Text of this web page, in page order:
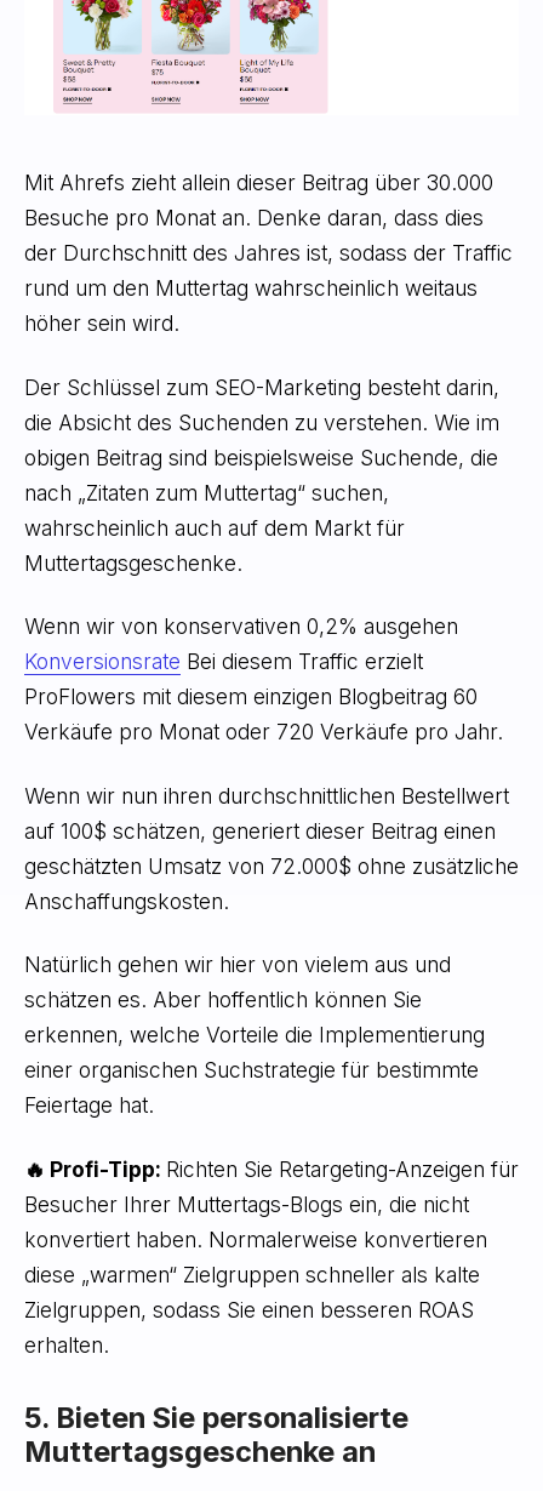
Mit Ahrefs zieht allein dieser Beitrag über 30.000
Besuche pro Monat an. Denke daran, dass dies
der Durchschnitt des Jahres ist, sodass der Traffic
rund um den Muttertag wahrscheinlich weitaus
höher sein wird.
Der Schlüssel zum SEO-Marketing besteht darin,
die Absicht des Suchenden zu verstehen. Wie im
obigen Beitrag sind beispielsweise Suchende, die
nach „Zitaten zum Muttertag“ suchen,
wahrscheinlich auch auf dem Markt für
Muttertagsgeschenke.
Wenn wir von konservativen 0,2% ausgehen
Konversionsrate Bei diesem Traffic erzielt
ProFlowers mit diesem einzigen Blogbeitrag 60
Verkäufe pro Monat oder 720 Verkäufe pro Jahr.
Wenn wir nun ihren durchschnittlichen Bestellwert
auf 100$ schätzen, generiert dieser Beitrag einen
geschätzten Umsatz von 72.000$ ohne zusätzliche
Anschaffungskosten.
Natürlich gehen wir hier von vielem aus und
schätzen es. Aber hoffentlich können Sie
erkennen, welche Vorteile die Implementierung
einer organischen Suchstrategie für bestimmte
Feiertage hat.
🔥 Profi-Tipp: Richten Sie Retargeting-Anzeigen für
Besucher Ihrer Muttertags-Blogs ein, die nicht
konvertiert haben. Normalerweise konvertieren
diese „warmen“ Zielgruppen schneller als kalte
Zielgruppen, sodass Sie einen besseren ROAS
erhalten.
5. Bieten Sie personalisierte
Muttertagsgeschenke an